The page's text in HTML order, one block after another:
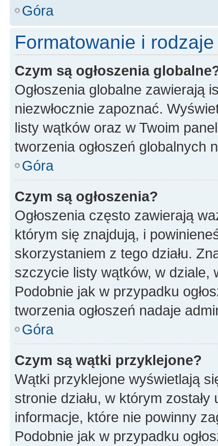
Góra
Formatowanie i
Czym są ogłoszenia
Ogłoszenia globalne zawierają
niezwłocznie zapoznać.
listy wątków oraz w Twoim
tworzenia ogłoszeń globalnych
Góra
Czym są ogłoszenia?
Ogłoszenia często zawierają
którym się znajdują, i
skorzystaniem z tego działu.
szczycie listy wątków, w dziale,
Podobnie jak w przypadku
tworzenia ogłoszeń nadaje
Góra
Czym są wątki przyklejone?
Wątki przyklejone wyświetlają
stronie działu, w którym
informacje, które nie powinny
Podobnie jak w przypadku